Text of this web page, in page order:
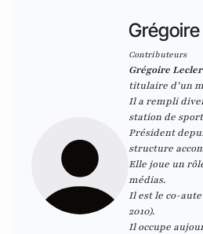
Contributeurs
Grégoire
titulaire d’un
Il a rempli
station de
Président
structure
Elle joue un
médias.
Il est le co-
2010).
Il occupe